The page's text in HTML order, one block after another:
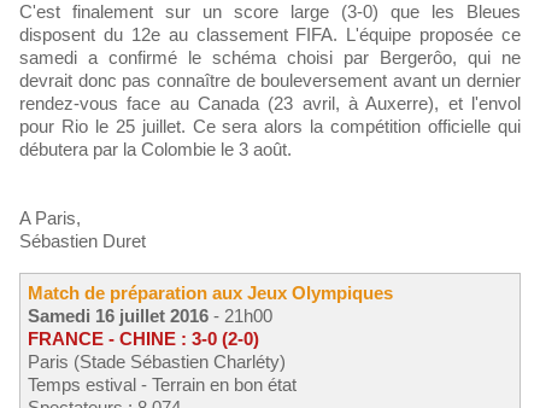
C'est finalement sur un score large (3-0) que les Bleues
disposent du 12e au classement FIFA. L'équipe proposée ce
samedi a confirmé le schéma choisi par Bergerôo, qui ne
devrait donc pas connaître de bouleversement avant un dernier
rendez-vous face au Canada (23 avril, à Auxerre), et l'envol
pour Rio le 25 juillet. Ce sera alors la compétition officielle qui
débutera par la Colombie le 3 août.
A Paris,
Sébastien Duret
Match de préparation aux Jeux Olympiques
Samedi 16 juillet 2016 - 21h00
FRANCE - CHINE : 3-0 (2-0)
Paris (Stade Sébastien Charléty)
Temps estival - Terrain en bon état